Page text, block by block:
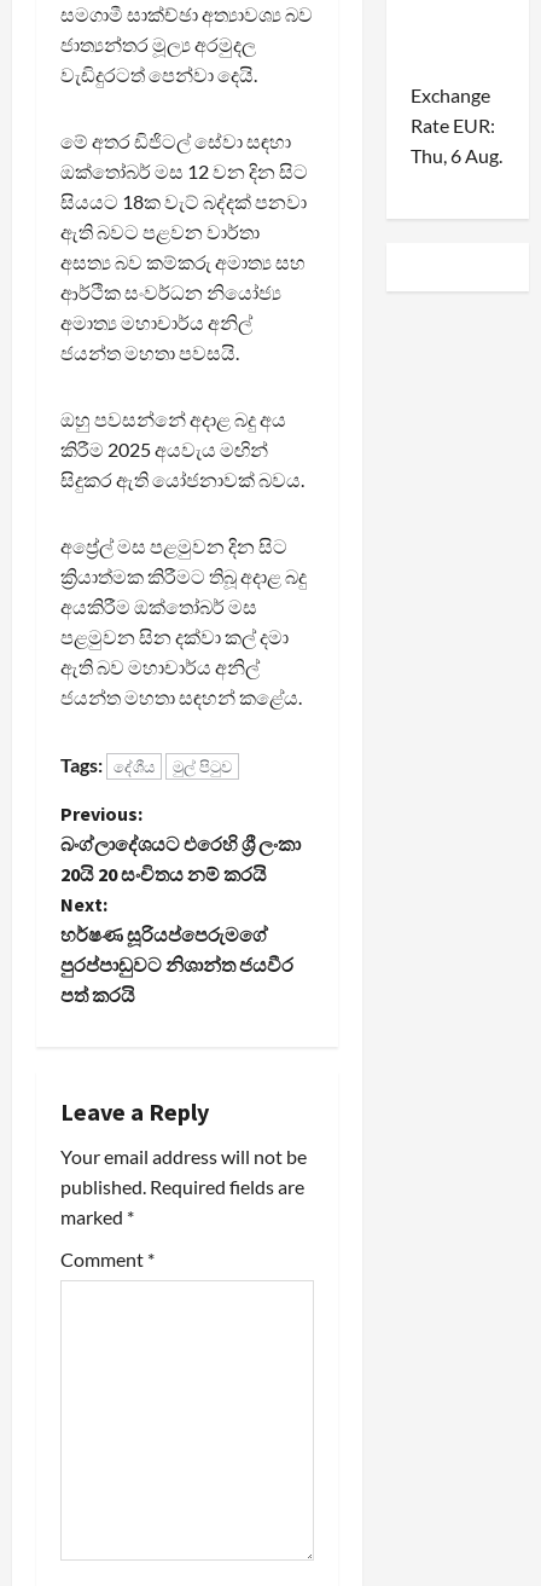
සමගාමී සාක්ච්ඡා අත්‍යාවශ්‍ය බව
ජාත්‍යන්තර මූල්‍ය අරමුදල
වැඩිදුරටත් පෙන්වා දෙයි.
මේ අතර ඩිජිටල් සේවා සඳහා
ඔක්තෝබර් මස 12 වන දින සිට
සියයට 18ක වැට් බද්දක් පනවා
ඇති බවට පළවන වාර්තා
අසත්‍ය බව කම්කරු අමාත්‍ය සහ
ආර්ථික සංවර්ධන නියෝජ්‍ය
අමාත්‍ය මහාචාර්ය අනිල්
ජයන්ත මහතා පවසයි.
ඔහු පවසන්නේ අදාළ බදු අය
කිරීම 2025 අයවැය මඟින්
සිදුකර ඇති යෝජනාවක් බවය.
අප්‍රේල් මස පළමුවන දින සිට
ක්‍රියාත්මක කිරීමට තිබූ අදාළ බදු
අයකිරීම ඔක්තෝබර් මස
පළමුවන සින දක්වා කල් දමා
ඇති බව මහාචාර්ය අනිල්
ජයන්ත මහතා සඳහන් කළේය.
Tags: දේශීය මුල් පිටුව
P
o
s
t
v
i
g
a
Previous:
බංග්ලාදේශයට එරෙහි ශ්‍රී ලංකා
20යි 20 සංචිතය නම් කරයි
Next:
හර්ෂණ සූරියප්පෙරුම‌ගේ
පුරප්පාඩුවට නිශාන්ත ජයවීර
පත් කරයි
Leave a Reply
Your email address will not be
published. Required fields are
marked *
Comment *
Exchange
Rate EUR:
Thu, 6 Aug.